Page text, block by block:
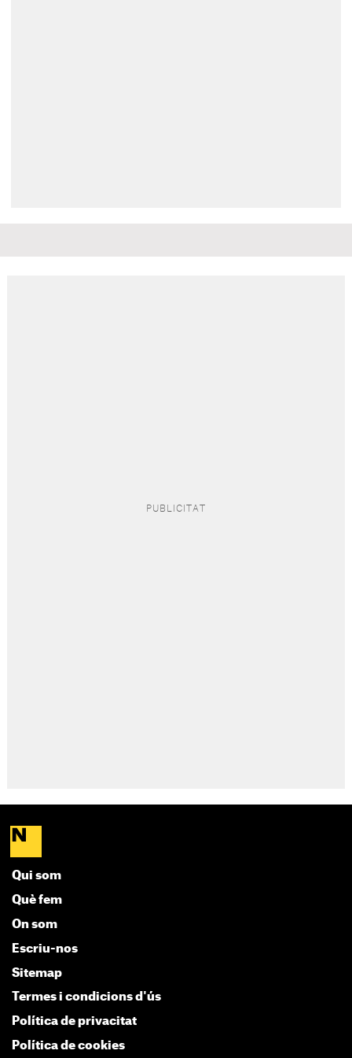
Qui som
Què fem
On som
Escriu-nos
Sitemap
Termes i condicions d'ús
Política de privacitat
Política de cookies